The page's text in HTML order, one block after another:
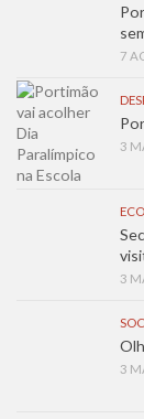
7
3
3
3